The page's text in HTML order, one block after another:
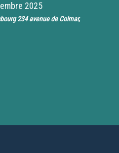
2025
234 avenue de Colmar,